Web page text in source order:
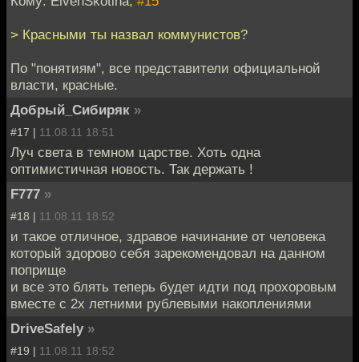
> Красными ты назвал коммунистов?
По "понятиям", все представители официальной
власти, красные.
Добрый_Сибиряк »
#17 | 11.08.11 18:51
Луч света в темном царстве. Хоть одна
оптимистичная новость. Так держать !
F777 »
#18 | 11.08.11 18:52
и такое отличное, здравое начинание от человека
который здорово себя зарекомендовал на данном
поприще
и все это блять теперь будет идти под прохоровым
вместе с 2х летними рублевыми накоплениями
DriveSafely »
#19 | 11.08.11 18:52